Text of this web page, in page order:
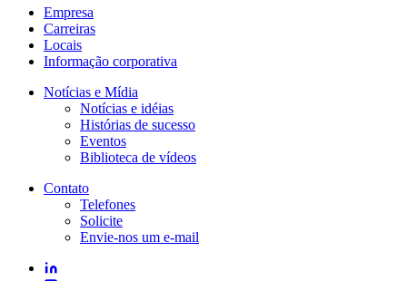
Empresa
Carreiras
Locais
Informação corporativa
Notícias e Mídia
Notícias e idéias
Histórias de sucesso
Eventos
Biblioteca de vídeos
Contato
Telefones
Solicite
Envie-nos um e-mail